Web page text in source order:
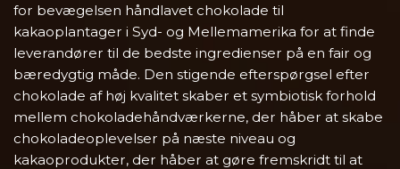
for bevægelsen håndlavet chokolade til
kakaoplantager i Syd- og Mellemamerika for at finde
leverandører til de bedste ingredienser på en fair og
bæredygtig måde. Den stigende efterspørgsel efter
chokolade af høj kvalitet skaber et symbiotisk forhold
mellem chokoladehåndværkerne, der håber at skabe
chokoladeoplevelser på næste niveau og
kakaoprodukter, der håber at gøre fremskridt til at